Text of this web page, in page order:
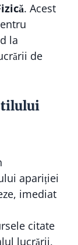
. Acest
la
de
apariției
imediat
citate
lucrării,